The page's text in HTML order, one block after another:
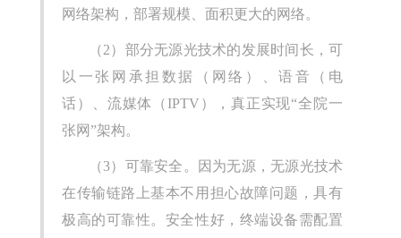
网络架构，部署规模、面积更大的网络。
（2）部分无源光技术的发展时间长，可
以一张网承担数据（网络）、语音（电
话）、流媒体（IPTV），真正实现“全院一
张网”架构。
（3）可靠安全。因为无源，无源光技术
在传输链路上基本不用担心故障问题，具有
极高的可靠性。安全性好，终端设备需配置